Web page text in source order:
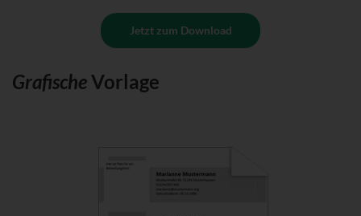
Jetzt zum Download
GrafischeVorlage